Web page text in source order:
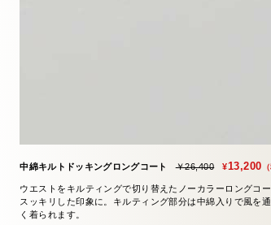
中綿キルトドッキングロングコート ￥26,400 13,200
ウエストをキルティングで切り替えたノーカラーロングコ
スッキリした印象に。キルティング部分は中綿入りで風を
く着られます。